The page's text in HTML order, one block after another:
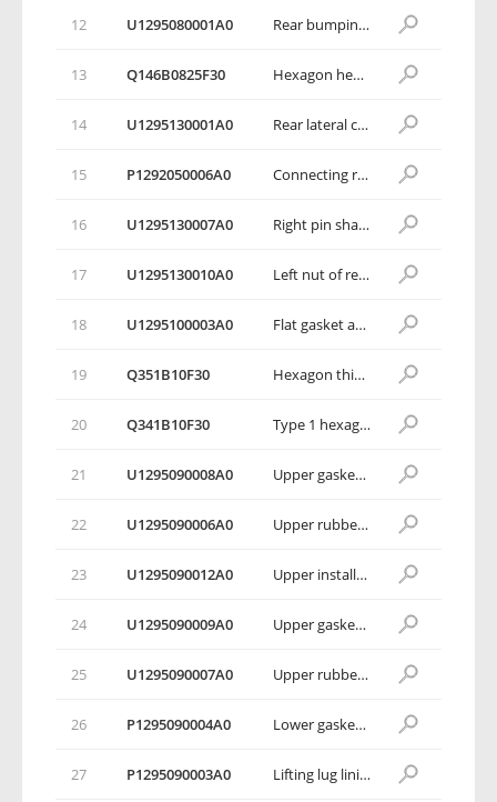
12 U1295080001А0 Rear bumping block assembly
13 Q146B0825F30 Hexagon head bolt, spring washer and plain washer assembly
14 U1295130001А0 Rear lateral connecting rod assembly
15 Р1292050006А0 Connecting rod nut
16 U1295130007A0 Right pin shaft of rear lateral connecting rod
17 U1295130010A0 Left nut of rear lateral connecting rod
18 U1295100003A0 Flat gasket assembling unit of rear trailing arm and pin shaft
19 Q351B10F30 Hexagon thin nut-Fine thread
20 Q341B10F30 Type 1 hexagon nut
21 U1295090008A0 Upper gasket 1 for rear cushion
22 U1295090006A0 Upper rubber mat 1 for rear cushion
23 U1295090012А0 Upper installed lining panel for rear cushion
24 U1295090009A0 Upper gasket 2 for rear cushion
25 U1295090007A0 Upper rubber mat 2 for rear cushion
26 Р1295090004А0 Lower gasket 1 for rear cushion
27 Р1295090003А0 Lifting lug lining for rear cushion